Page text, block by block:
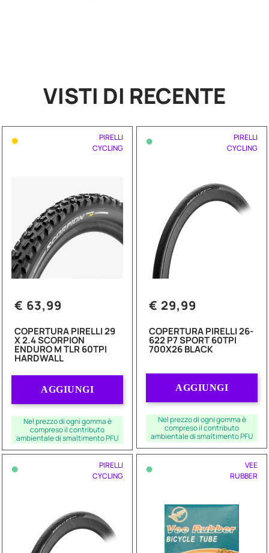
VISTI DI RECENTE
•
PIRELLI
CYCLING
€ 63,99
COPERTURA PIRELLI 29
X 2.4 SCORPION
ENDURO M TLR 60TPI
HARDWALL
AGGIUNGI
Nel prezzo di ogni gomma è
compreso il contributo
ambientale di smaltimento PFU
•
PIRELLI
CYCLING
€ 29,99
COPERTURA PIRELLI 26-
622 P7 SPORT 60TPI
700X26 BLACK
AGGIUNGI
Nel prezzo di ogni gomma è
compreso il contributo
ambientale di smaltimento PFU
•
PIRELLI
CYCLING
•
VEE
RUBBER